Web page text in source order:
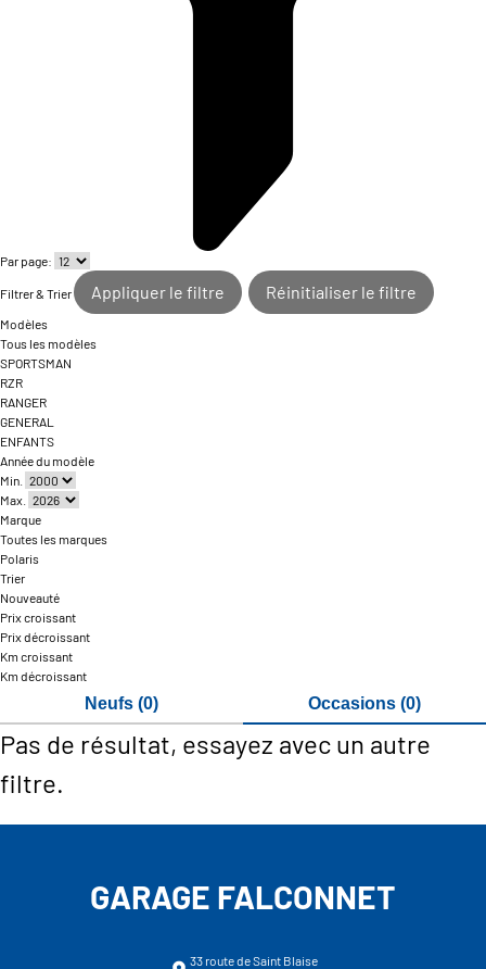
Par page:
Filtrer & Trier Appliquer le filtre Réinitialiser le filtre
Modèles
Tous les modèles
SPORTSMAN
RZR
RANGER
GENERAL
ENFANTS
Année du modèle
Min.
Max.
Marque
Toutes les marques
Polaris
Trier
Nouveauté
Prix croissant
Prix décroissant
Km croissant
Km décroissant
Neufs (0) Occasions (0)
Pas de résultat, essayez avec un autre
filtre.
GARAGE FALCONNET
33 route de Saint Blaise